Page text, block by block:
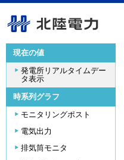
現在の値
発電所リアルタイムデー
タ表示
時系列グラフ
モニタリングポスト
電気出力
排気筒モニタ